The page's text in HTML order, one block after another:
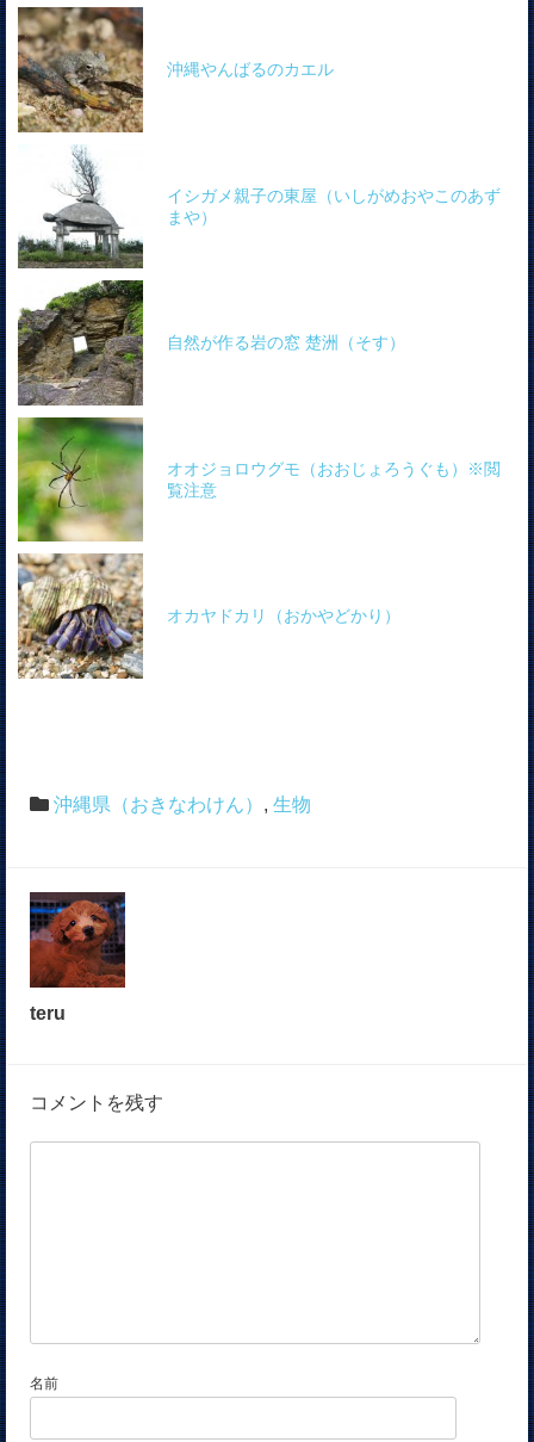
沖縄やんばるのカエル
イシガメ親子の東屋（いしがめおやこのあず
まや）
自然が作る岩の窓 楚洲（そす）
オオジョロウグモ（おおじょろうぐも）※閲
覧注意
オカヤドカリ（おかやどかり）
沖縄県（おきなわけん） , 生物
teru
コメントを残す
名前